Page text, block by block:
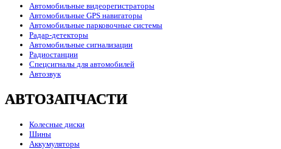
Автомобильные видеорегистраторы
Автомобильные GPS навигаторы
Автомобильные парковочные системы
Радар-детекторы
Автомобильные сигнализации
Радиостанции
Спецсигналы для автомобилей
Автозвук
АВТОЗАПЧАСТИ
Колесные диски
Шины
Аккумуляторы